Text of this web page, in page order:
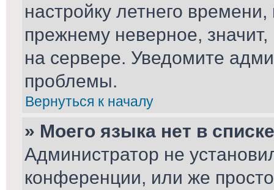
настройку летнего
прежнему неверное,
на сервере. Уведомите
проблемы.
Вернуться к началу
» Моего языка нет в
Администратор не
конференции, или же